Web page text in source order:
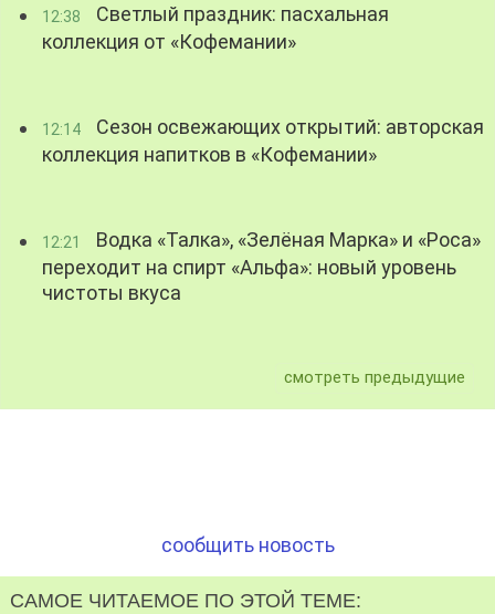
12:38
Светлый праздник: пасхальная
коллекция от «Кофемании»
12:14
Сезон освежающих открытий: авторская
коллекция напитков в «Кофемании»
12:21
Водка «Талка», «Зелёная Марка» и «Роса»
переходит на спирт «Альфа»: новый уровень
чистоты вкуса
смотреть предыдущие
сообщить новость
САМОЕ ЧИТАЕМОЕ ПО ЭТОЙ ТЕМЕ: